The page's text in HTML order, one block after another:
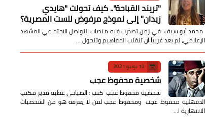
​"تريند القباحة".. كيف تحولت "هايدي
زيدان" إلى نموذج مرفوض للست المصرية؟
​ محمد أبو سيف ​في زمن تصدّرت فيه منصات التواصل الاجتماعي المشهد
الإعلامي، لم يعد غريباً أن تنقلب المفاهيم وتتحول …
10 يونيو 2021
شخصية محفوظ عجب
شخصية محفوظ عجب كتب : الصباحي عطية مدير مكتب
الدقهلية محفوظ عجب ومحفوظ عجب لمن لا يعرفه هو من الشخصيات
الانتهازية ا…